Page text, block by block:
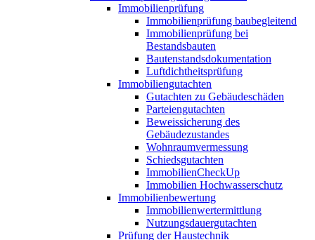
Immobilienprüfung
Immobilienprüfung baubegleitend
Immobilienprüfung bei
Bestandsbauten
Bautenstandsdokumentation
Luftdichtheitsprüfung
Immobiliengutachten
Gutachten zu Gebäudeschäden
Parteiengutachten
Beweissicherung des
Gebäudezustandes
Wohnraumvermessung
Schiedsgutachten
ImmobilienCheckUp
Immobilien Hochwasserschutz
Immobilienbewertung
Immobilienwertermittlung
Nutzungsdauergutachten
Prüfung der Haustechnik